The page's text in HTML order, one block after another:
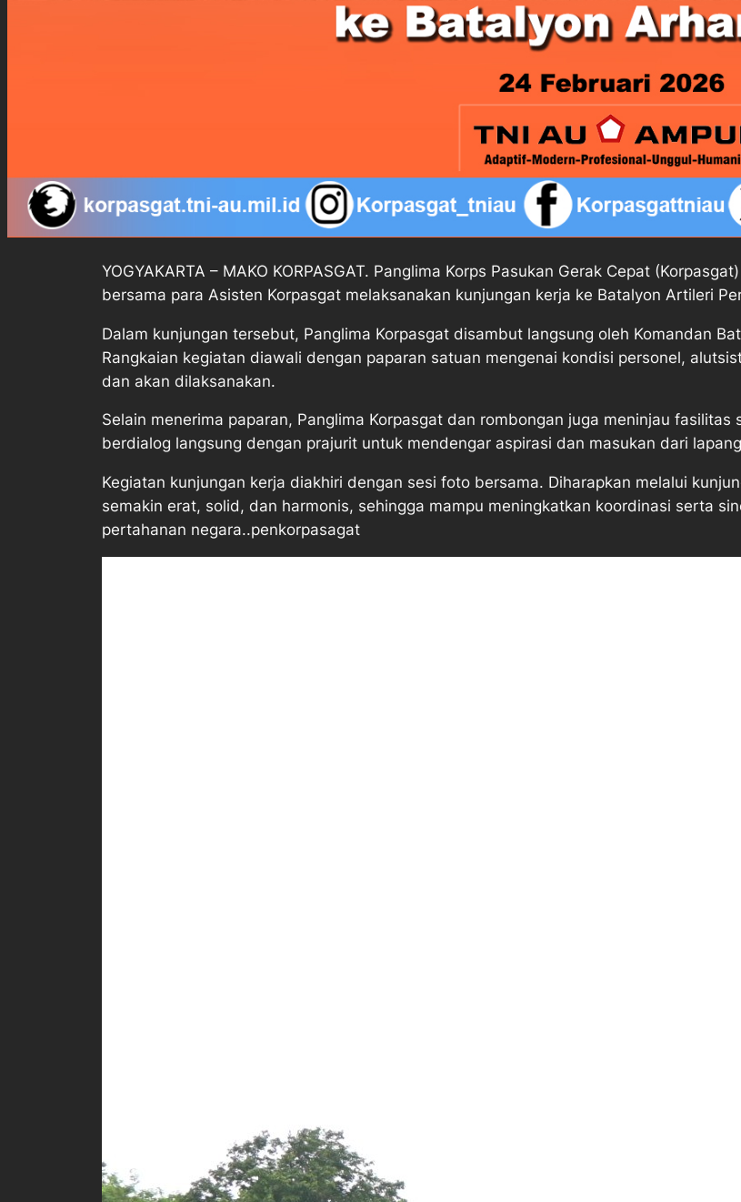
YOGYAKARTA – MAKO KORPASGAT. Panglima Korps Pasukan Gerak Cepat
bersama para Asisten Korpasgat melaksanakan kunjungan kerja ke Batalyon Artileri
‎Dalam kunjungan tersebut, Panglima Korpasgat disambut langsung oleh Komandan
Rangkaian kegiatan diawali dengan paparan satuan mengenai kondisi personel,
dan akan dilaksanakan.
‎Selain menerima paparan, Panglima Korpasgat dan rombongan juga meninjau
berdialog langsung dengan prajurit untuk mendengar aspirasi dan masukan dari
Kegiatan kunjungan kerja diakhiri dengan sesi foto bersama. Diharapkan melalui
semakin erat, solid, dan harmonis, sehingga mampu meningkatkan koordinasi serta
pertahanan negara..penkorpasagat